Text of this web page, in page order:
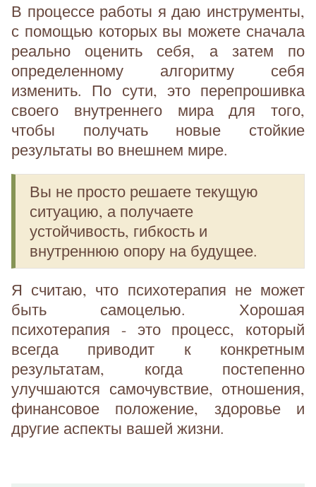
В процессе работы я даю инструменты,
с помощью которых вы можете сначала
реально оценить себя, а затем по
определенному алгоритму себя
изменить. По сути, это перепрошивка
своего внутреннего мира для того,
чтобы получать новые стойкие
результаты во внешнем мире.
Вы не просто решаете текущую
ситуацию, а получаете
устойчивость, гибкость и
внутреннюю опору на будущее.
Я считаю, что психотерапия не может
быть самоцелью. Хорошая
психотерапия - это процесс, который
всегда приводит к конкретным
результатам, когда постепенно
улучшаются самочувствие, отношения,
финансовое положение, здоровье и
другие аспекты вашей жизни.